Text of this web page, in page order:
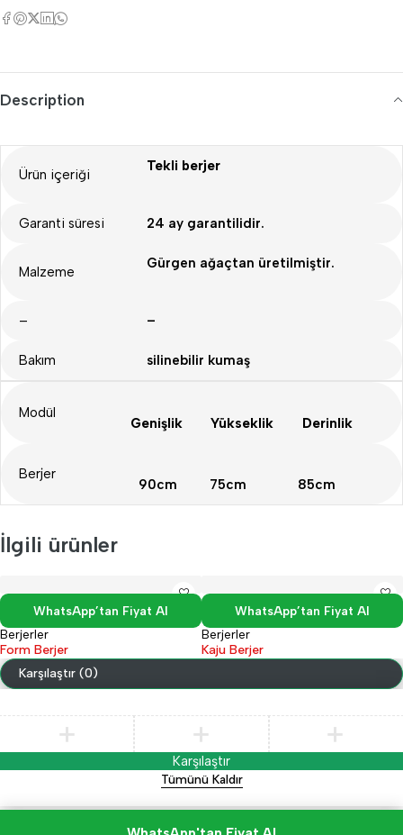
Description
Ürün içeriği
Tekli berjer
Garanti süresi 24 ay garantilidir.
Malzeme
Gürgen ağaçtan üretilmiştir.
– –
Bakım silinebilir kumaş
Modül
Genişlik Yükseklik Derinlik
Berjer
90cm 75cm 85cm
İlgili ürünler
WhatsApp’tan Fiyat Al
Berjerler
Form Berjer
WhatsApp’tan Fiyat Al
Berjerler
Kaju Berjer
Karşılaştır (0)
Karşılaştır
Tümünü Kaldır